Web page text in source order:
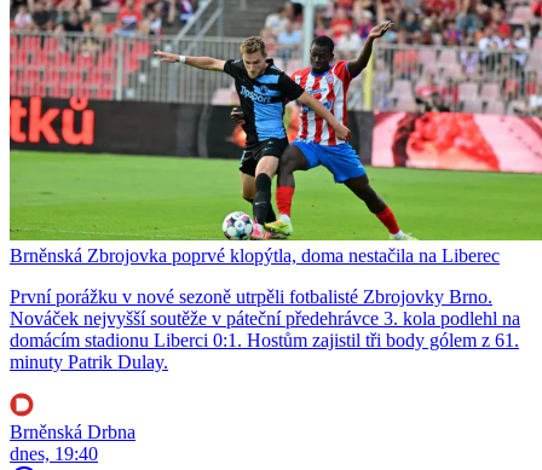
Brněnská Zbrojovka poprvé klopýtla, doma nestačila na Liberec
První porážku v nové sezoně utrpěli fotbalisté Zbrojovky Brno.
Nováček nejvyšší soutěže v páteční předehrávce 3. kola podlehl na
domácím stadionu Liberci 0:1. Hostům zajistil tři body gólem z 61.
minuty Patrik Dulay.
Brněnská Drbna
dnes, 19:40